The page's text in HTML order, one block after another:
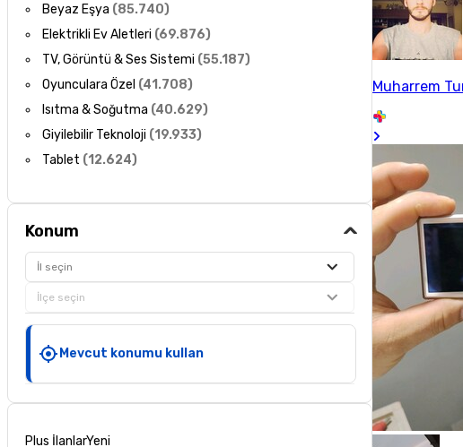
Beyaz Eşya (85.740)
Elektrikli Ev Aletleri (69.876)
TV, Görüntü & Ses Sistemi (55.187)
Oyunculara Özel (41.708)
Isıtma & Soğutma (40.629)
Giyilebilir Teknoloji (19.933)
Tablet (12.624)
Konum
İl seçin
İlçe seçin
Mevcut konumu kullan
Plus İlanlarYeni
Muharrem